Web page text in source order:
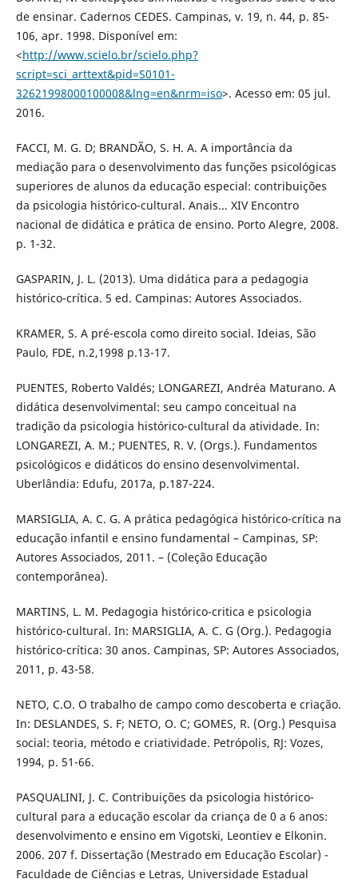
de ensinar. Cadernos CEDES. Campinas, v. 19, n. 44, p. 85-
106, apr. 1998. Disponível em:
<http://www.scielo.br/scielo.php?
script=sci_arttext&pid=S0101-
32621998000100008&lng=en&nrm=iso>. Acesso em: 05 jul.
2016.
FACCI, M. G. D; BRANDÃO, S. H. A. A importância da
mediação para o desenvolvimento das funções psicológicas
superiores de alunos da educação especial: contribuições
da psicologia histórico-cultural. Anais... XIV Encontro
nacional de didática e prática de ensino. Porto Alegre, 2008.
p. 1-32.
GASPARIN, J. L. (2013). Uma didática para a pedagogia
histórico-crítica. 5 ed. Campinas: Autores Associados.
KRAMER, S. A pré-escola como direito social. Ideias, São
Paulo, FDE, n.2,1998 p.13-17.
PUENTES, Roberto Valdés; LONGAREZI, Andréa Maturano. A
didática desenvolvimental: seu campo conceitual na
tradição da psicologia histórico-cultural da atividade. In:
LONGAREZI, A. M.; PUENTES, R. V. (Orgs.). Fundamentos
psicológicos e didáticos do ensino desenvolvimental.
Uberlândia: Edufu, 2017a, p.187-224.
MARSIGLIA, A. C. G. A prática pedagógica histórico-crítica na
educação infantil e ensino fundamental – Campinas, SP:
Autores Associados, 2011. – (Coleção Educação
contemporânea).
MARTINS, L. M. Pedagogia histórico-critica e psicologia
histórico-cultural. In: MARSIGLIA, A. C. G (Org.). Pedagogia
histórico-crítica: 30 anos. Campinas, SP: Autores Associados,
2011, p. 43-58.
NETO, C.O. O trabalho de campo como descoberta e criação.
In: DESLANDES, S. F; NETO, O. C; GOMES, R. (Org.) Pesquisa
social: teoria, método e criatividade. Petrópolis, RJ: Vozes,
1994, p. 51-66.
PASQUALINI, J. C. Contribuições da psicologia histórico-
cultural para a educação escolar da criança de 0 a 6 anos:
desenvolvimento e ensino em Vigotski, Leontiev e Elkonin.
2006. 207 f. Dissertação (Mestrado em Educação Escolar) -
Faculdade de Ciências e Letras, Universidade Estadual